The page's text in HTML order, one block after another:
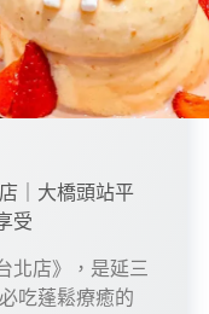
｜大橋頭站平
受
北店》，是延三
吃蓬鬆療癒的